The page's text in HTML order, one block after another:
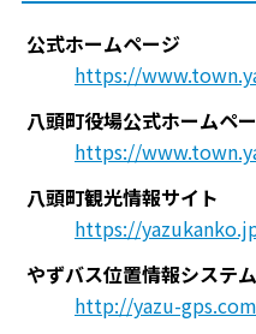
公式ホームページ
https://
八頭町役場公式ホームペ
https://
八頭町観光情報サイト
https://
やずバス位置情報システム
http://yazu-